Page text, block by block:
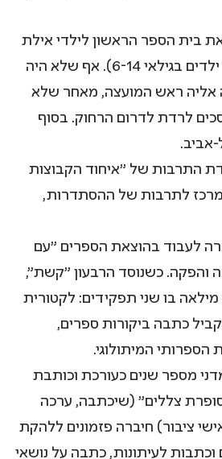
את בית הספר הראשון לילדי אילת
(כיתת לימוד אחת של ילדים בגילאי 6-14). אף שלא היה
אליה ראש המועצה, מאחר שלא
לרדת לדרום הרחוק. בסוף
אביב.
התרבות של "איחוד הקבוצות
לתרבות של ההסתדרות,
שנות ה-50 עברה לעבוד בהוצאת הספרים "עם
והפקה. כשנוסד הרבעון "קשת",
בו שני תפקידים: לקטורית
כתבה ביקורות ספרים,
המיתולוגי.
עבדה למדני מספר שנים כעורכת וכותבת
צללים" (שיכתבה, ערכה
ציבור) חיברה פזמונים ללהקת
לעיתונות, כתבה על נושאי